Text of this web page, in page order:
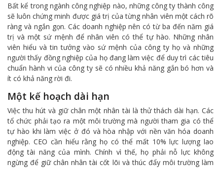
Bất kể trong ngành công nghiệp nào, những công ty thành công
sẽ luôn chứng minh được giá trị của từng nhân viên một cách rõ
ràng và ngắn gọn. Các doanh nghiệp nên có từ ba đến năm giá
trị và một sứ mệnh để nhân viên có thể tự hào. Những nhân
viên hiểu và tin tưởng vào sứ mệnh của công ty họ và những
người thấy đồng nghiệp của họ đang làm việc để duy trì các tiêu
chuẩn hành vi của công ty sẽ có nhiều khả năng gắn bó hơn và
ít có khả năng rời đi.
Một kế hoạch dài hạn
Việc thu hút và giữ chân một nhân tài là thử thách dài hạn. Các
tổ chức phải tạo ra một môi trường mà người tham gia có thể
tự hào khi làm việc ở đó và hòa nhập với nền văn hóa doanh
nghiệp. CEO cần hiểu rằng họ có thể mất 10% lực lượng lao
động tài năng của mình. Chính vì thế, họ phải nỗ lực không
ngừng để giữ chân nhân tài cốt lõi và thúc đẩy môi trường làm